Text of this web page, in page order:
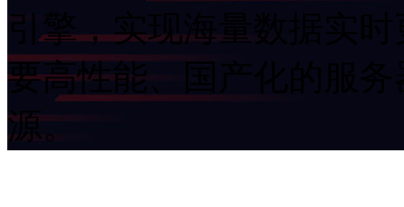
引擎，实现海量数据实时
要高性能、国产化的
源。